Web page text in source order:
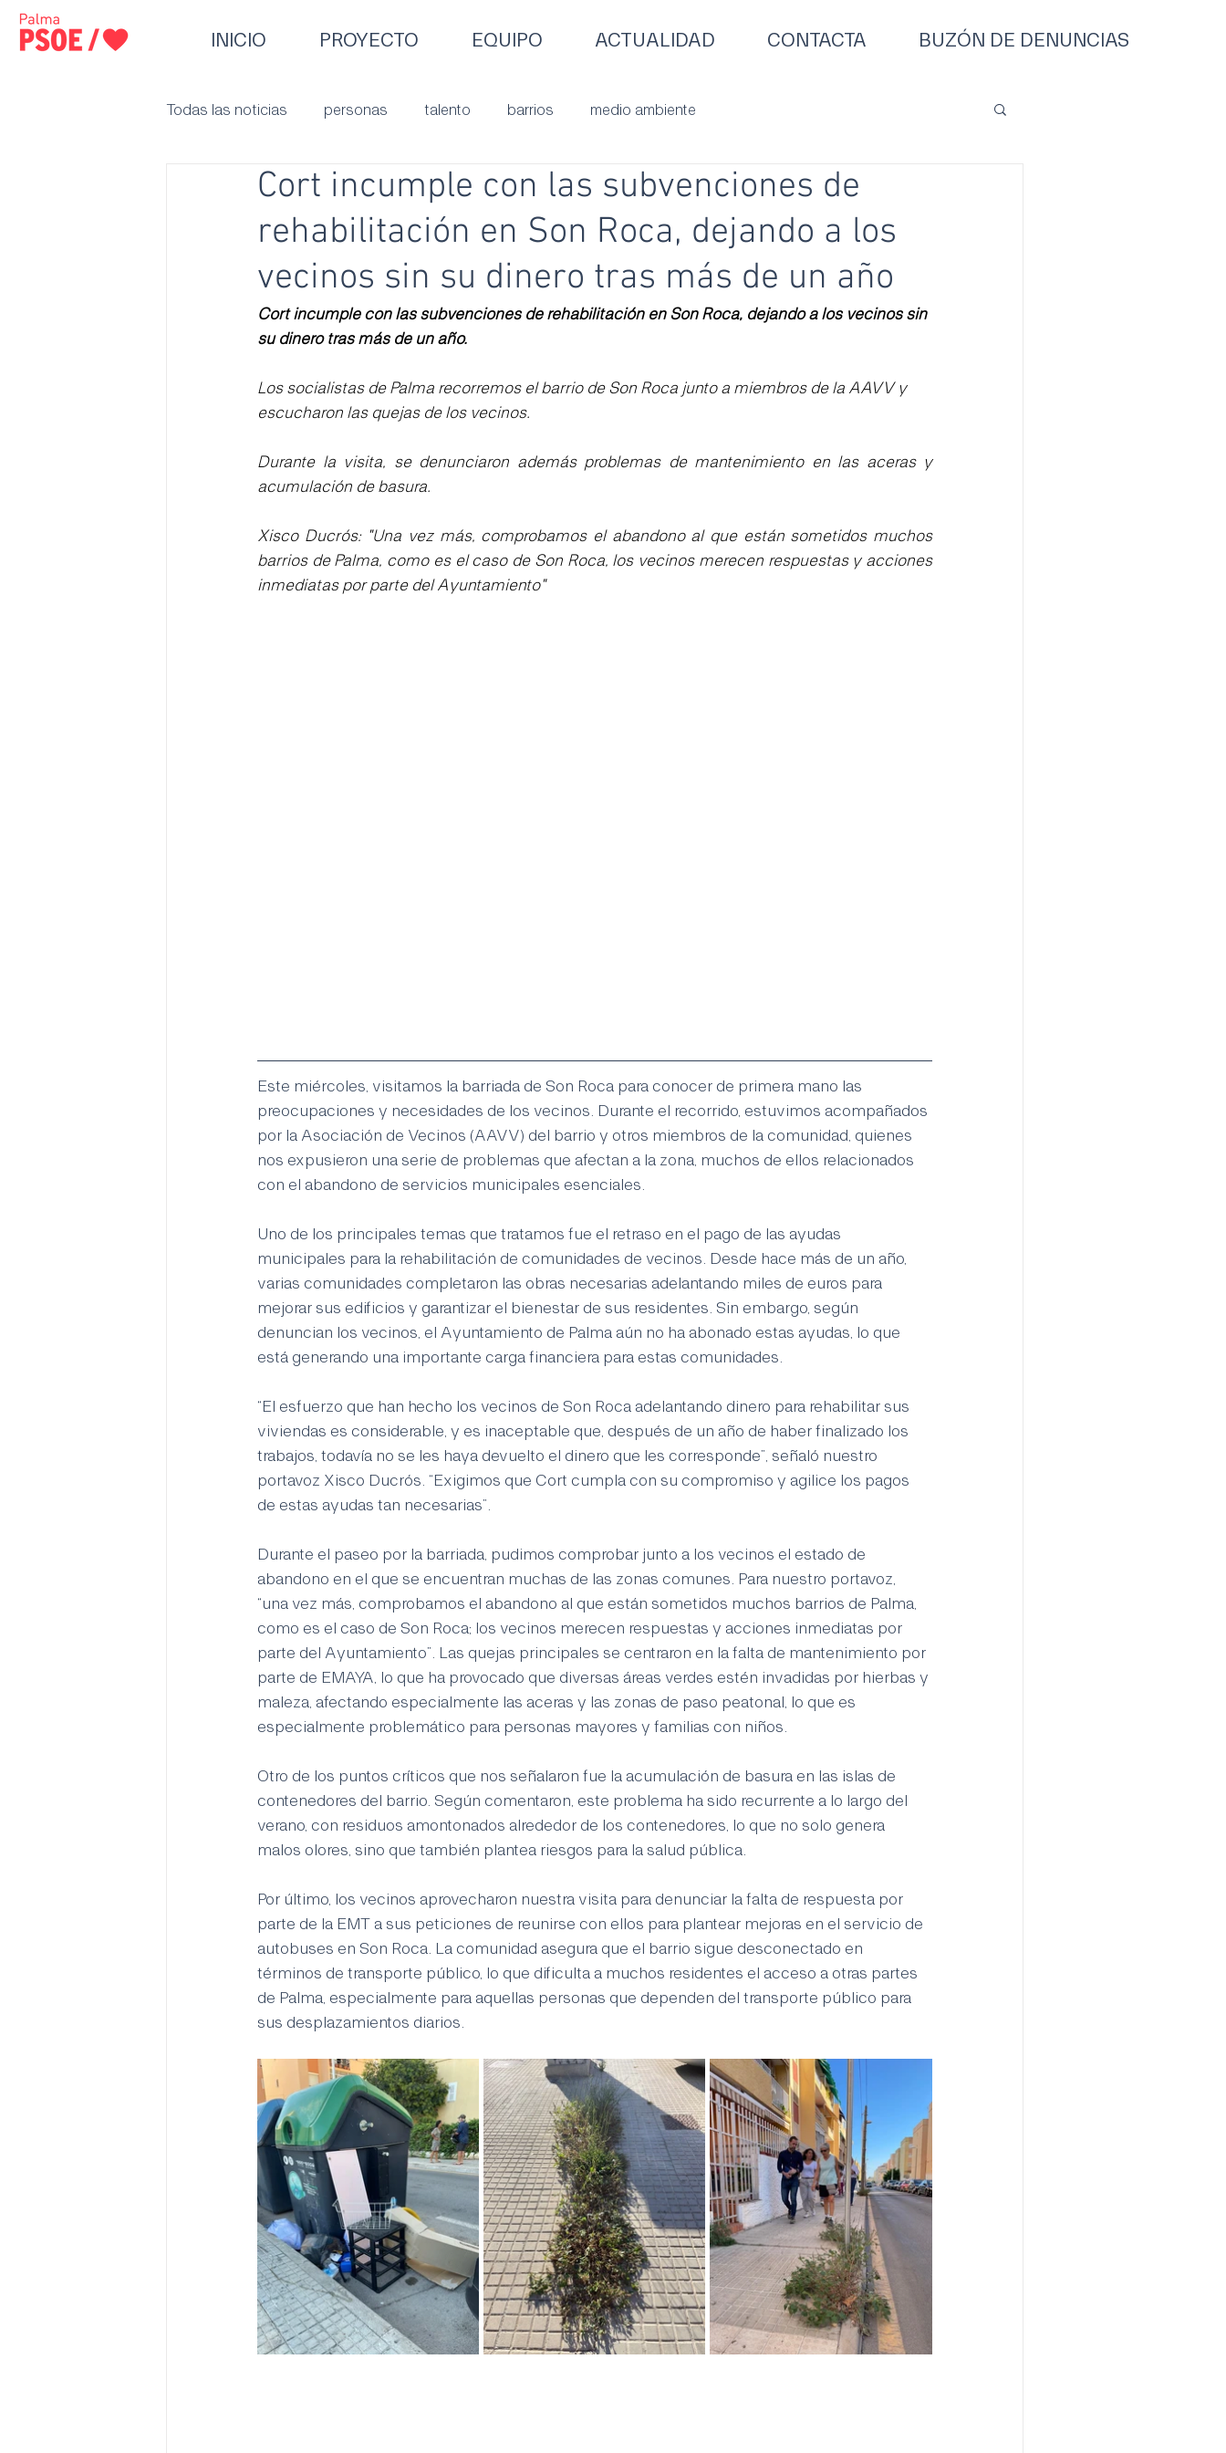
INICIO PROYECTO EQUIPO ACTUALIDAD CONTACTA BUZÓN DE DENUNCIAS
Todas las noticias personas talento barrios medio ambiente
Cort incumple con las subvenciones de
rehabilitación en Son Roca, dejando a los
vecinos sin su dinero tras más de un año
Cort incumple con las subvenciones de rehabilitación en Son Roca, dejando a los vecinos sin
su dinero tras más de un año.
Los socialistas de Palma recorremos el barrio de Son Roca junto a miembros de la AAVV y
escucharon las quejas de los vecinos.
Durante la visita, se denunciaron además problemas de mantenimiento en las aceras y
acumulación de basura.
Xisco Ducrós: "Una vez más, comprobamos el abandono al que están sometidos muchos
barrios de Palma, como es el caso de Son Roca, los vecinos merecen respuestas y acciones
inmediatas por parte del Ayuntamiento"
Este miércoles, visitamos la barriada de Son Roca para conocer de primera mano las
preocupaciones y necesidades de los vecinos. Durante el recorrido, estuvimos acompañados
por la Asociación de Vecinos (AAVV) del barrio y otros miembros de la comunidad, quienes
nos expusieron una serie de problemas que afectan a la zona, muchos de ellos relacionados
con el abandono de servicios municipales esenciales.
Uno de los principales temas que tratamos fue el retraso en el pago de las ayudas
municipales para la rehabilitación de comunidades de vecinos. Desde hace más de un año,
varias comunidades completaron las obras necesarias adelantando miles de euros para
mejorar sus edificios y garantizar el bienestar de sus residentes. Sin embargo, según
denuncian los vecinos, el Ayuntamiento de Palma aún no ha abonado estas ayudas, lo que
está generando una importante carga financiera para estas comunidades.
“El esfuerzo que han hecho los vecinos de Son Roca adelantando dinero para rehabilitar sus
viviendas es considerable, y es inaceptable que, después de un año de haber finalizado los
trabajos, todavía no se les haya devuelto el dinero que les corresponde”, señaló nuestro
portavoz Xisco Ducrós. “Exigimos que Cort cumpla con su compromiso y agilice los pagos
de estas ayudas tan necesarias”.
Durante el paseo por la barriada, pudimos comprobar junto a los vecinos el estado de
abandono en el que se encuentran muchas de las zonas comunes. Para nuestro portavoz,
“una vez más, comprobamos el abandono al que están sometidos muchos barrios de Palma,
como es el caso de Son Roca; los vecinos merecen respuestas y acciones inmediatas por
parte del Ayuntamiento”. Las quejas principales se centraron en la falta de mantenimiento por
parte de EMAYA, lo que ha provocado que diversas áreas verdes estén invadidas por hierbas y
maleza, afectando especialmente las aceras y las zonas de paso peatonal, lo que es
especialmente problemático para personas mayores y familias con niños.
Otro de los puntos críticos que nos señalaron fue la acumulación de basura en las islas de
contenedores del barrio. Según comentaron, este problema ha sido recurrente a lo largo del
verano, con residuos amontonados alrededor de los contenedores, lo que no solo genera
malos olores, sino que también plantea riesgos para la salud pública.
Por último, los vecinos aprovecharon nuestra visita para denunciar la falta de respuesta por
parte de la EMT a sus peticiones de reunirse con ellos para plantear mejoras en el servicio de
autobuses en Son Roca. La comunidad asegura que el barrio sigue desconectado en
términos de transporte público, lo que dificulta a muchos residentes el acceso a otras partes
de Palma, especialmente para aquellas personas que dependen del transporte público para
sus desplazamientos diarios.